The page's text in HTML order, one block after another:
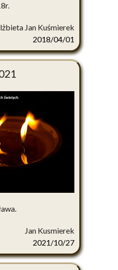
Jan Kuśmierek
2018/04/01
Jan Kusmierek
2021/10/27